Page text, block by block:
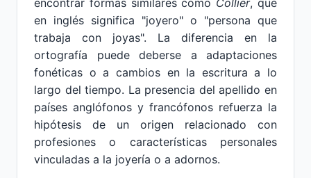
encontrar formas similares como Collier, que
en inglés significa "joyero" o "persona que
trabaja con joyas". La diferencia en la
ortografía puede deberse a adaptaciones
fonéticas o a cambios en la escritura a lo
largo del tiempo. La presencia del apellido en
países anglófonos y francófonos refuerza la
hipótesis de un origen relacionado con
profesiones o características personales
vinculadas a la joyería o a adornos.